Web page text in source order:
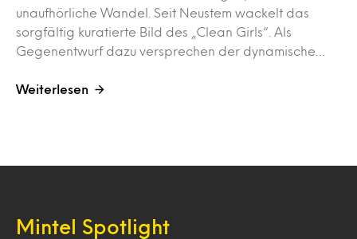
unaufhörliche Wandel. Seit Neustem wackelt das
sorgfältig kuratierte Bild des „Clean Girls“. Als
Gegenentwurf dazu versprechen der dynamische…
Weiterlesen
Mintel Spotlight